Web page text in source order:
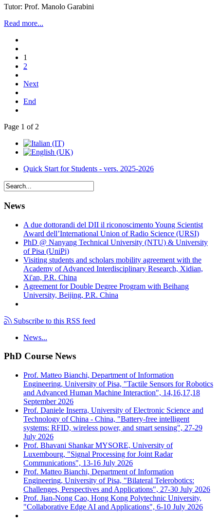
Tutor: Prof. Manolo Garabini
Read more...
1
2
Next
End
Page 1 of 2
Quick Start for Students - vers. 2025-2026
News
A due dottorandi del DII il riconoscimento Young Scientist
Award dell’International Union of Radio Science (URSI)
PhD @ Nanyang Technical University (NTU) & University
of Pisa (UniPi)
Visiting students and scholars mobility agreement with the
Academy of Advanced Interdisciplinary Research, Xidian,
Xi'an, P.R. China
Agreement for Double Degree Program with Beihang
University, Beijing, P.R. China
Subscribe to this RSS feed
News...
PhD Course News
Prof. Matteo Bianchi, Department of Information
Engineering, University of Pisa, "Tactile Sensors for Robotics
and Advanced Human Machine Interaction", 14,16,17,18
September 2026
Prof. Daniele Inserra, University of Electronic Science and
Technology of China - China, "Battery-free intelligent
systems: RFID, wireless power, and smart sensing", 27-29
July 2026
Prof. Bhavani Shankar MYSORE, University of
Luxembourg, "Signal Processing for Joint Radar
Communications", 13-16 July 2026
Prof. Matteo Bianchi, Department of Information
Engineering, University of Pisa, "Bilateral Telerobotics:
Challenges, Perspectives and Applications", 27-30 July 2026
Prof. Jian-Nong Cao, Hong Kong Polytechnic University,
"Collaborative Edge AI and Applications", 6-10 July 2026